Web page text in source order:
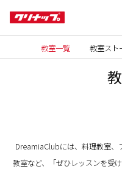
DreamiaClubには、料理教室、
教室など、「ぜひレッスンを受
教室一覧 教室スト